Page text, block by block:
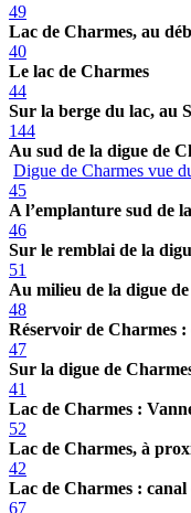
49
Lac de Charmes, au
40
Le lac de Charmes
44
Sur la berge du lac, au
144
Au sud de la digue de
Digue de Charmes vue
45
A l’emplanture sud de
46
Sur le remblai de la
51
Au milieu de la digue
48
Réservoir de Charmes :
47
Sur la digue de
41
Lac de Charmes :
52
Lac de Charmes, à
42
Lac de Charmes :
67